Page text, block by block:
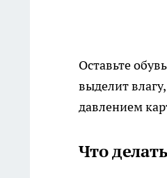
Оставьте
выделит
давлением
Что